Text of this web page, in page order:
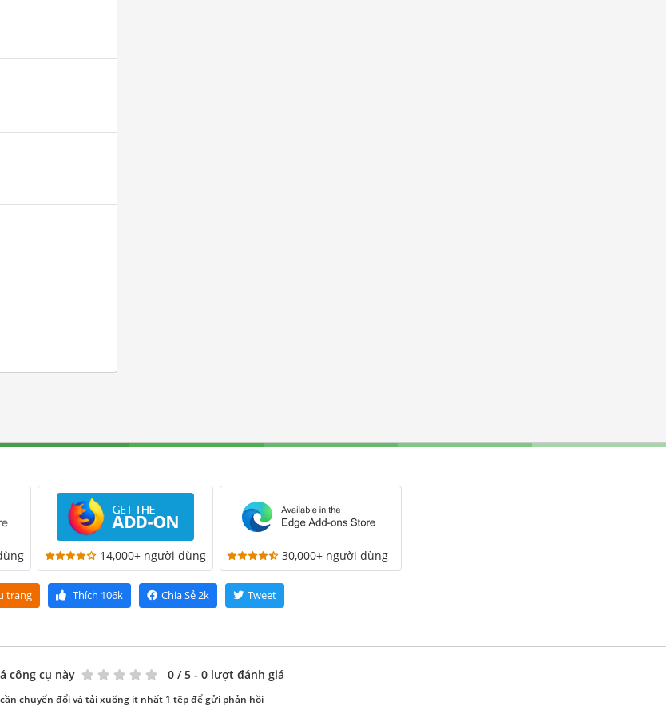
14,000+ người dùng 30,000+ người dùng
trang Thích 106k Chia Sẻ2k Tweet
công cụ này 0 / 5 - 0 lượt đánh giá
chuyển đổi và tải xuống ít nhất 1 tệp để gửi phản hồi